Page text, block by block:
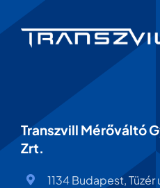
Transzvill Mérőváltó
Zrt.
1134 Budapest,